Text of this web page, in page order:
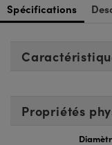
Spécifications
Propriétés